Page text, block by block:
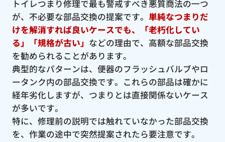
トイレつまり修理で最も警戒すべき悪質商法の一つ
が、不必要な部品交換の提案です。 単純なつまりだ
けを解消すれば良いケースでも、「老朽化してい
る」「規格が古い」 などの理由で、高額な部品交換
を勧められることがあります。
典型的なパターンは、便器のフラッシュバルブやロ
ータンク内の部品交換です。これらの部品は確かに
経年劣化しますが、つまりとは直接関係ないケース
が多いです。
特に、修理前の説明では触れていなかった部品交換
を、作業の途中で突然提案されたら要注意です。